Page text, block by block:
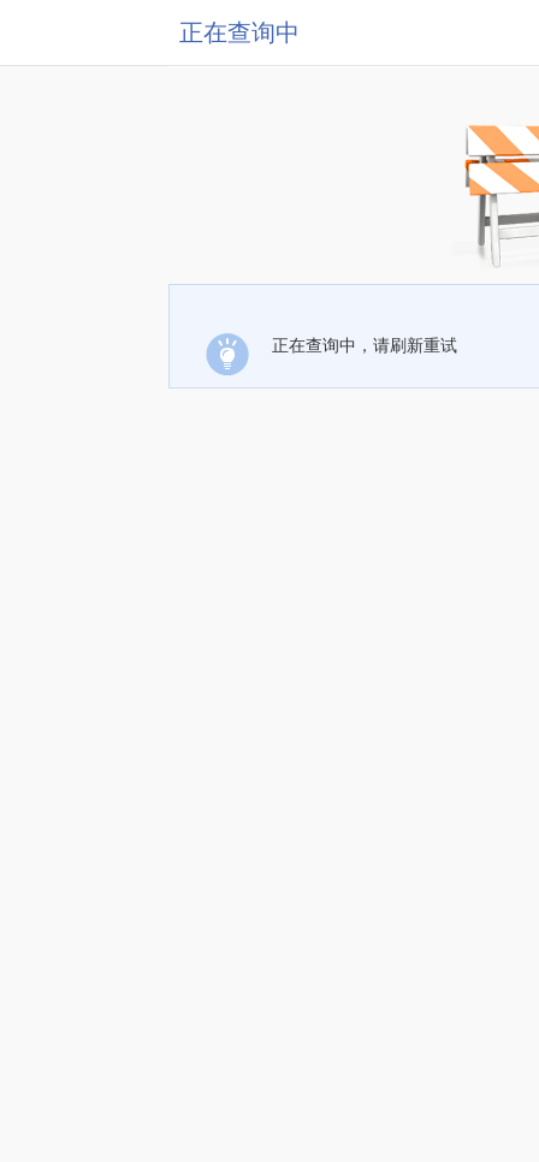
正在查询中
正在查询中，请刷新重试